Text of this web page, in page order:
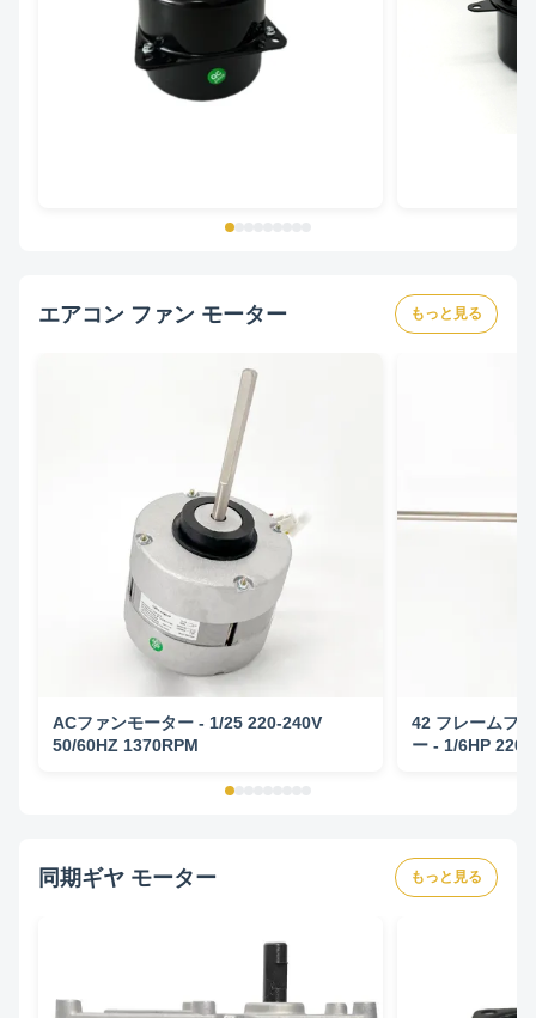
エアコン ファン モーター もっと見る
ACファンモーター - 1/25 220-240V
50/60HZ 1370RPM
42 フレームフ
ー - 1/6HP 220-
同期ギヤ モーター もっと見る